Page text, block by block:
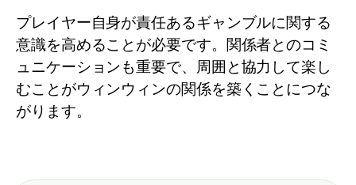
プレイヤー自身が責任あるギャンブルに関する
意識を高めることが必要です。関係者とのコミ
ュニケーションも重要で、周囲と協力して楽し
むことがウィンウィンの関係を築くことにつな
がります。